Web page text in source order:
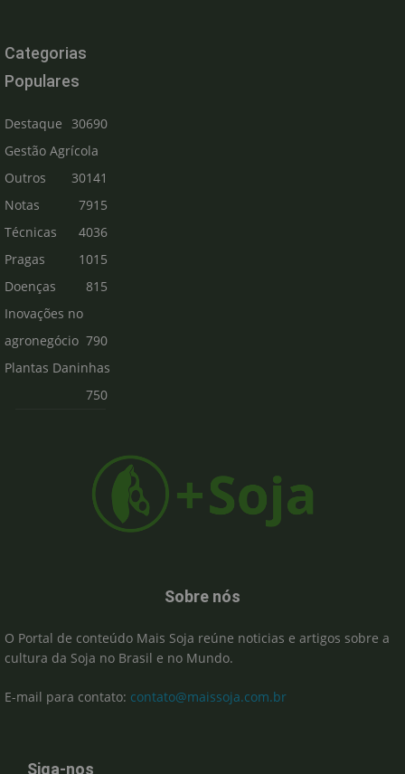
Categorias
Populares
Destaque
30690
Gestão Agrícola
30141
Outros
7915
Notas
Técnicas
4036
Pragas
1015
Doenças
815
Inovações no
agronegócio 790
Plantas Daninhas
750
Sobre nós
O Portal de conteúdo Mais Soja reúne noticias e artigos sobre a
cultura da Soja no Brasil e no Mundo.
E-mail para contato: contato@maissoja.com.br
Siga-nos